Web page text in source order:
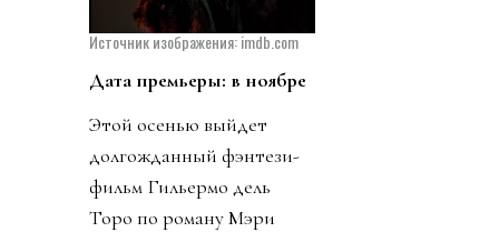
Источник изображения: imdb.com
Дата премьеры: в ноябре
Этой осенью выйдет
долгожданный фэнтези-
фильм Гильермо дель
Торо по роману Мэри